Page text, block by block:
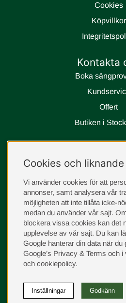
Cookies
Köpvillkor
Kontakta
Boka
Offert
Butiken i
Sängvaruhuset Elgen. Vi
Cookies och
Vi använder cookies för att
annonser, samt analysera vår
möjligheten att inte tillåta icke-
medan du använder vår sajt.
blockera vissa cookies kan det
upplevelse av vår sajt. Du kan
Google hanterar din data när du
Google’s Privacy & Terms och i
och cookiepolicy.
Inställningar Godkänn